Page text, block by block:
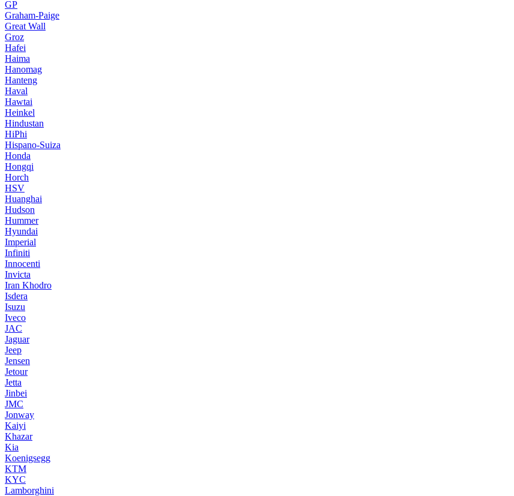
GP
Graham-Paige
Great Wall
Groz
Hafei
Haima
Hanomag
Hanteng
Haval
Hawtai
Heinkel
Hindustan
HiPhi
Hispano-Suiza
Honda
Hongqi
Horch
HSV
Huanghai
Hudson
Hummer
Hyundai
Imperial
Infiniti
Innocenti
Invicta
Iran Khodro
Isdera
Isuzu
Iveco
JAC
Jaguar
Jeep
Jensen
Jetour
Jetta
Jinbei
JMC
Jonway
Kaiyi
Khazar
Kia
Koenigsegg
KTM
KYC
Lamborghini